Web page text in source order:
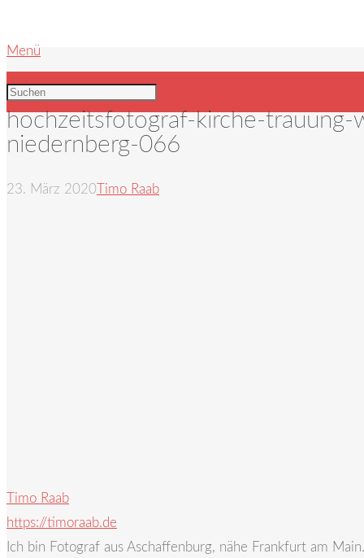
Menü
hochzeitsfotograf-kirche-
niedernberg-066
23. März 2020 Timo Raab
Timo Raab
https://timoraab.de
Ich bin Fotograf aus Aschaffenburg, nähe Frankfurt am